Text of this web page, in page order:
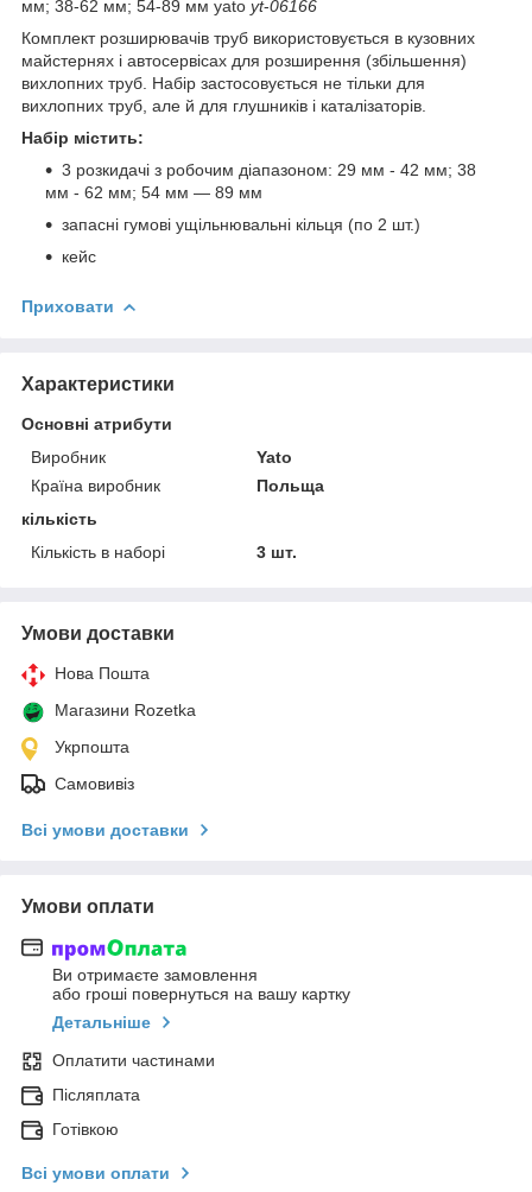
мм; 38-62 мм; 54-89 мм yato yt-06166
Комплект розширювачів труб використовується в кузовних
майстернях і автосервісах для розширення (збільшення)
вихлопних труб. Набір застосовується не тільки для
вихлопних труб, але й для глушників і каталізаторів.
Набір містить:
3 розкидачі з робочим діапазоном: 29 мм - 42 мм; 38
мм - 62 мм; 54 мм — 89 мм
запасні гумові ущільнювальні кільця (по 2 шт.)
кейс
Приховати
Характеристики
Основні атрибути
Виробник
Yato
Країна виробник
Польща
кількість
Кількість в наборі
3 шт.
Умови доставки
Нова Пошта
Магазини Rozetka
Укрпошта
Самовивіз
Всі умови доставки
Умови оплати
Ви отримаєте замовлення
або гроші повернуться на вашу картку
Детальніше
Оплатити частинами
Післяплата
Готівкою
Всі умови оплати